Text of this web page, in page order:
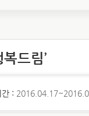
드림’
간 :